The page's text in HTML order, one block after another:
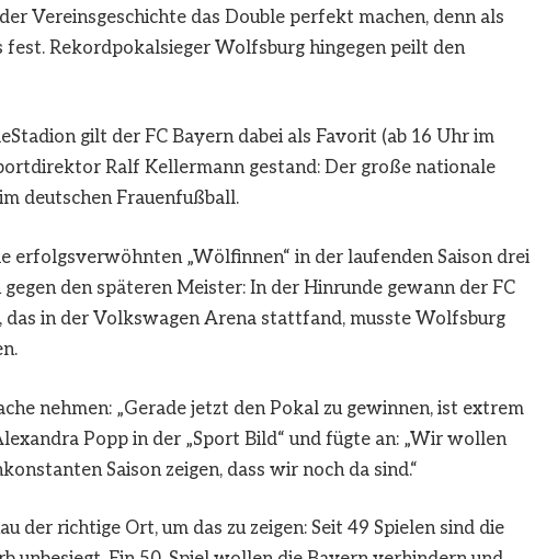
Vereinsgeschichte das Double perfekt machen, denn als
Rekordpokalsieger Wolfsburg hingegen peilt den
gilt der FC Bayern dabei als Favorit (ab 16 Uhr im
Ralf Kellermann gestand: Der große nationale
deutschen Frauenfußball.
erfolgsverwöhnten „Wölfinnen“ in der laufenden Saison drei
den späteren Meister: In der Hinrunde gewann der FC
das in der Volkswagen Arena stattfand, musste Wolfsburg
nehmen: „Gerade jetzt den Pokal zu gewinnen, ist extrem
Popp in der „Sport Bild“ und fügte an: „Wir wollen
Saison zeigen, dass wir noch da sind.“
der richtige Ort, um das zu zeigen: Seit 49 Spielen sind die